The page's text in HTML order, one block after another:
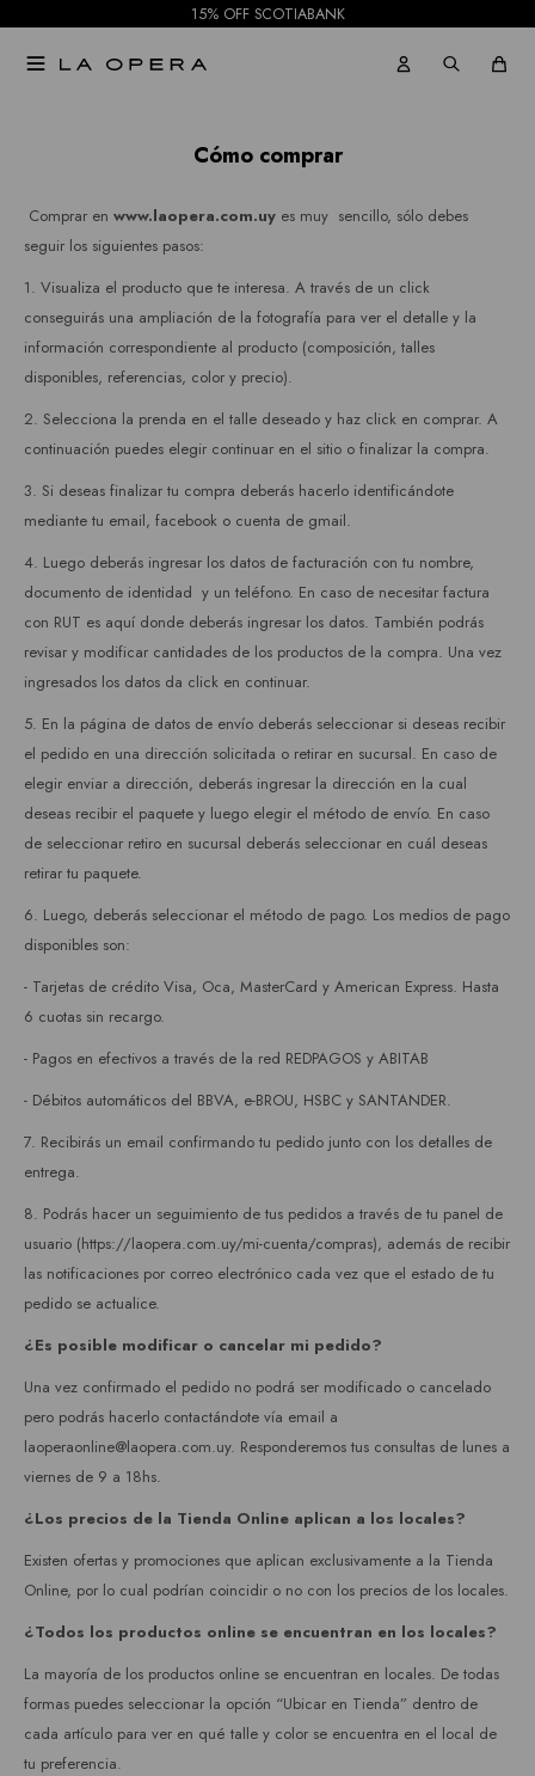
15% OFF SCOTIABANK

Cómo comprar
Comprar en www.laopera.com.uy es muy sencillo, sólo debes
seguir los siguientes pasos:
1. Visualiza el producto que te interesa. A través de un click
conseguirás una ampliación de la fotografía para ver el detalle y la
información correspondiente al producto (composición, talles
disponibles, referencias, color y precio).
2. Selecciona la prenda en el talle deseado y haz click en comprar. A
continuación puedes elegir continuar en el sitio o finalizar la compra.
3. Si deseas finalizar tu compra deberás hacerlo identificándote
mediante tu email, facebook o cuenta de gmail.
4. Luego deberás ingresar los datos de facturación con tu nombre,
documento de identidad y un teléfono. En caso de necesitar factura
con RUT es aquí donde deberás ingresar los datos. También podrás
revisar y modificar cantidades de los productos de la compra. Una vez
ingresados los datos da click en continuar.
5. En la página de datos de envío deberás seleccionar si deseas recibir
el pedido en una dirección solicitada o retirar en sucursal. En caso de
elegir enviar a dirección, deberás ingresar la dirección en la cual
deseas recibir el paquete y luego elegir el método de envío. En caso
de seleccionar retiro en sucursal deberás seleccionar en cuál deseas
retirar tu paquete.
6. Luego, deberás seleccionar el método de pago. Los medios de pago
disponibles son:
- Tarjetas de crédito Visa, Oca, MasterCard y American Express. Hasta
6 cuotas sin recargo.
- Pagos en efectivos a través de la red REDPAGOS y ABITAB
- Débitos automáticos del BBVA, e-BROU, HSBC y SANTANDER.
7. Recibirás un email confirmando tu pedido junto con los detalles de
entrega.
8. Podrás hacer un seguimiento de tus pedidos a través de tu panel de
usuario (https://laopera.com.uy/mi-cuenta/compras), además de recibir
las notificaciones por correo electrónico cada vez que el estado de tu
pedido se actualice.
¿Es posible modificar o cancelar mi pedido?
Una vez confirmado el pedido no podrá ser modificado o cancelado
pero podrás hacerlo contactándote vía email a
laoperaonline@laopera.com.uy. Responderemos tus consultas de lunes a
viernes de 9 a 18hs.
¿Los precios de la Tienda Online aplican a los locales?
Existen ofertas y promociones que aplican exclusivamente a la Tienda
Online, por lo cual podrían coincidir o no con los precios de los locales.
¿Todos los productos online se encuentran en los locales?
La mayoría de los productos online se encuentran en locales. De todas
formas puedes seleccionar la opción “Ubicar en Tienda” dentro de
cada artículo para ver en qué talle y color se encuentra en el local de
tu preferencia.